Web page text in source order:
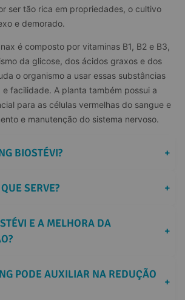
ser tão rica em propriedades, o cultivo
e demorado.
é composto por vitaminas B1, B2 e B3,
da glicose, dos ácidos graxos e dos
o organismo a usar essas substâncias
e facilidade. A planta também possui a
para as células vermelhas do sangue e
e manutenção do sistema nervoso.
BIOSTÉVI? +
SERVE? +
E A MELHORA DA
+
PODE AUXILIAR NA REDUÇÃO
+